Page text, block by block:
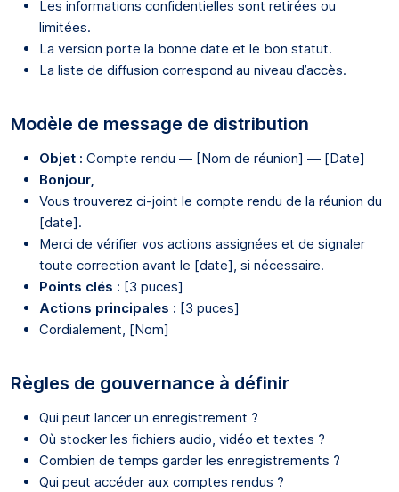
Les informations confidentielles sont retirées ou
limitées.
La version porte la bonne date et le bon statut.
La liste de diffusion correspond au niveau d’accès.
Modèle de message de distribution
Objet : Compte rendu — [Nom de réunion] — [Date]
Bonjour,
Vous trouverez ci-joint le compte rendu de la réunion du
[date].
Merci de vérifier vos actions assignées et de signaler
toute correction avant le [date], si nécessaire.
Points clés : [3 puces]
Actions principales : [3 puces]
Cordialement, [Nom]
Règles de gouvernance à définir
Qui peut lancer un enregistrement ?
Où stocker les fichiers audio, vidéo et textes ?
Combien de temps garder les enregistrements ?
Qui peut accéder aux comptes rendus ?